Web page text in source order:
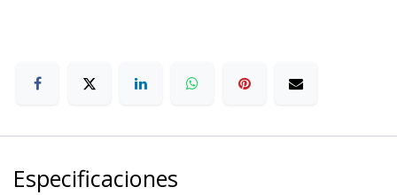
Especificaciones